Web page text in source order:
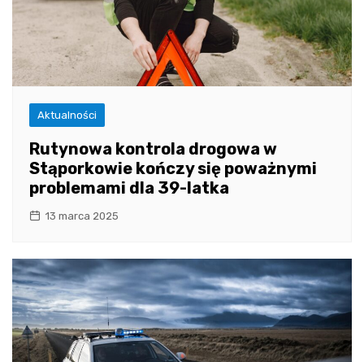
Aktualności
Rutynowa kontrola drogowa w
Stąporkowie kończy się poważnymi
problemami dla 39-latka
13 marca 2025